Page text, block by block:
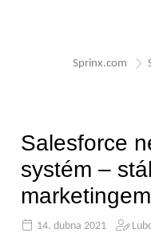
Sprinx.com
Salesforce
systém –
marketingem
14. dubna 2021